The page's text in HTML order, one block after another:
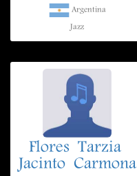
Argentina
Jazz
Flores  Tarzia 
Jacinto  Carmona